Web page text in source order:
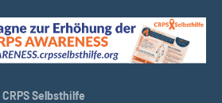
CRPS Selbsthilfe